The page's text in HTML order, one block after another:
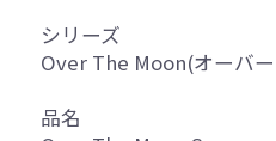
シリーズ
Over The Moon(オーバ
品名